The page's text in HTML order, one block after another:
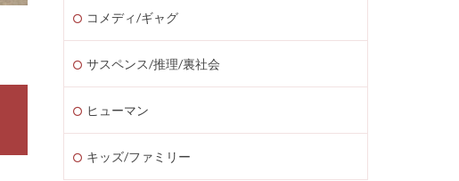
コメディ/ギャグ
サスペンス/推理/裏社会
ヒューマン
キッズ/ファミリー